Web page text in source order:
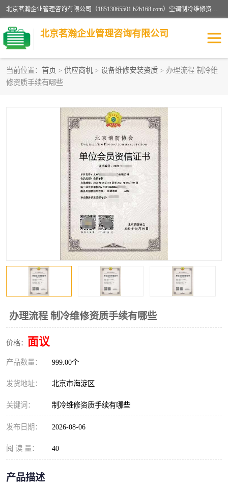
北京茗瀚企业管理咨询有限公司（18513065501.b2b168.com）空调制冷维修资质,油烟管道清洗资质,清洗行业资质公司秉承“顾客至上，锐意进缺的经营理念，我们提供高质量的产品，坚持“客户”的原则为广大客户提供贴心服务。如果你对公司的产品感兴趣，可以联系高经理，我们会用好的产品和服务让您满意。
北京茗瀚企业管理咨询有限公司
当前位置： 首页 > 供应商机 > 设备维修安装资质 > 办理流程 制冷维
修资质手续有哪些
办理流程 制冷维修资质手续有哪些
价格： 面议
产品数量： 999.00个
发货地址： 北京市海淀区
关键词： 制冷维修资质手续有哪些
发布日期： 2026-08-06
阅 读 量： 40
产品描述
烟道清洗资质
认证服务
防爆电气维修安装资质 空调制冷维修安装资质
矿用设备检修资质